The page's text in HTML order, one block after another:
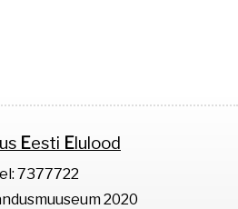
Eesti Elulood
7377722
2020